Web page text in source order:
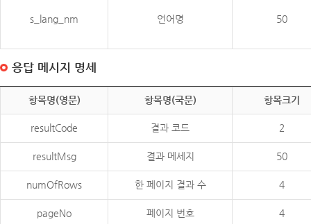
s_lang_nm 언어명 50
응답 메시지 명세
항목명(영문) 항목명(국문) 항목크기
resultCode 결과 코드 2
resultMsg 결과 메세지 50
numOfRows 한 페이지 결과 수 4
pageNo 페이지 번호 4